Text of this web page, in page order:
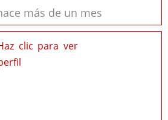
más de un mes